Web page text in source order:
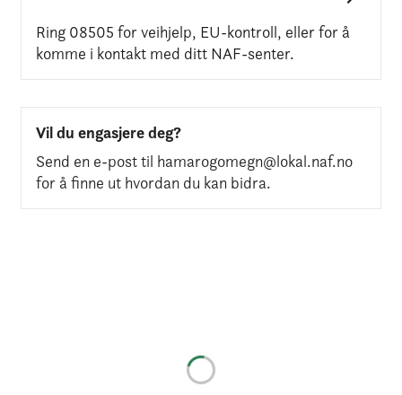
Ring 08505 for veihjelp, EU-kontroll, eller for å
komme i kontakt med ditt NAF-senter.
Vil du engasjere deg?
Send en e-post til hamarogomegn@lokal.naf.no
for å finne ut hvordan du kan bidra.